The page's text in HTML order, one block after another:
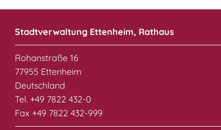
Stadtverwaltung Ettenheim, Rathaus
Rohanstraße 16
77955 Ettenheim
Deutschland
Tel. +49 7822 432-0
Fax +49 7822 432-999